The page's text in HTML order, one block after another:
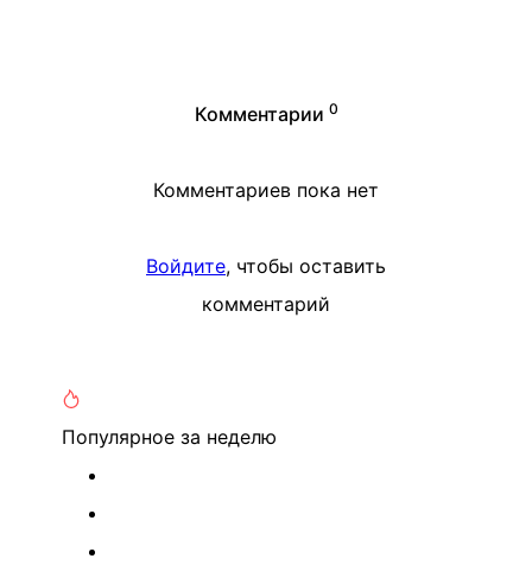
Комментарии 0
Комментариев пока нет
Войдите, чтобы оставить
комментарий
Популярное за неделю